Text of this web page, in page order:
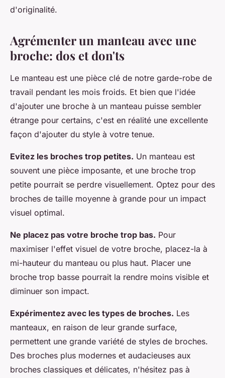
d'originalité.
Agrémenter un manteau avec une
broche: dos et don'ts
Le manteau est une pièce clé de notre garde-robe de
travail pendant les mois froids. Et bien que l'idée
d'ajouter une broche à un manteau puisse sembler
étrange pour certains, c'est en réalité une excellente
façon d'ajouter du style à votre tenue.
Evitez les broches trop petites. Un manteau est
souvent une pièce imposante, et une broche trop
petite pourrait se perdre visuellement. Optez pour des
broches de taille moyenne à grande pour un impact
visuel optimal.
Ne placez pas votre broche trop bas. Pour
maximiser l'effet visuel de votre broche, placez-la à
mi-hauteur du manteau ou plus haut. Placer une
broche trop basse pourrait la rendre moins visible et
diminuer son impact.
Expérimentez avec les types de broches. Les
manteaux, en raison de leur grande surface,
permettent une grande variété de styles de broches.
Des broches plus modernes et audacieuses aux
broches classiques et délicates, n'hésitez pas à